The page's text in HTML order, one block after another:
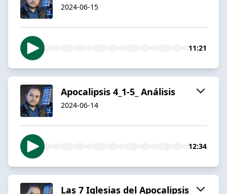
2024-06-15
11:21
Apocalipsis 4_1-5_ Análisis
2024-06-14
12:34
Las 7 Iglesias del Apocalipsis